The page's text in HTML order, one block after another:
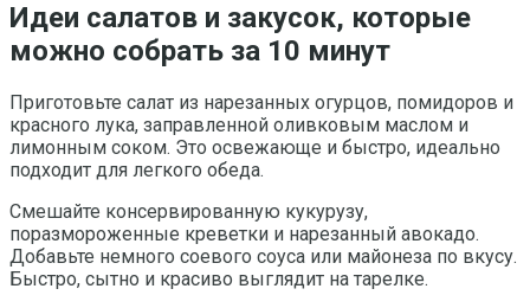
Идеи салатов и закусок, которые
можно собрать за 10 минут
Приготовьте салат из нарезанных огурцов, помидоров и
красного лука, заправленной оливковым маслом и
лимонным соком. Это освежающе и быстро, идеально
подходит для легкого обеда.
Смешайте консервированную кукурузу,
поразмороженные креветки и нарезанный авокадо.
Добавьте немного соевого соуса или майонеза по вкусу.
Быстро, сытно и красиво выглядит на тарелке.